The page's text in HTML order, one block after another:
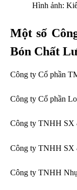
Hình ảnh:
Một số
Bón Chất
Công ty Cổ phần
Công ty Cổ phần
Công ty TNHH SX
Công ty TNHH SX
Công ty TNHH